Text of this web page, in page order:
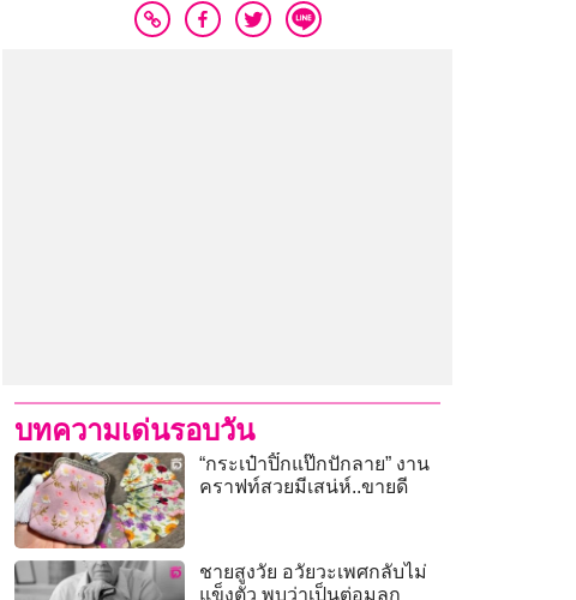
บทความเด่นรอบวัน
“กระเป๋าปิ๊กแป๊กปักลาย” งาน
คราฟท์สวยมีเสน่ห์..ขายดี
ชายสูงวัย อวัยวะเพศกลับไม่
แข็งตัว พบว่าเป็นต่อมลูก